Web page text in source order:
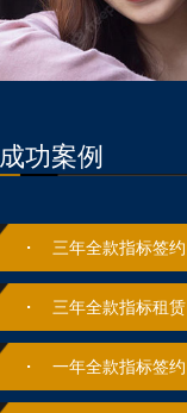
成功案例
三年全款指标签约
三年全款指标租赁
一年全款指标签约